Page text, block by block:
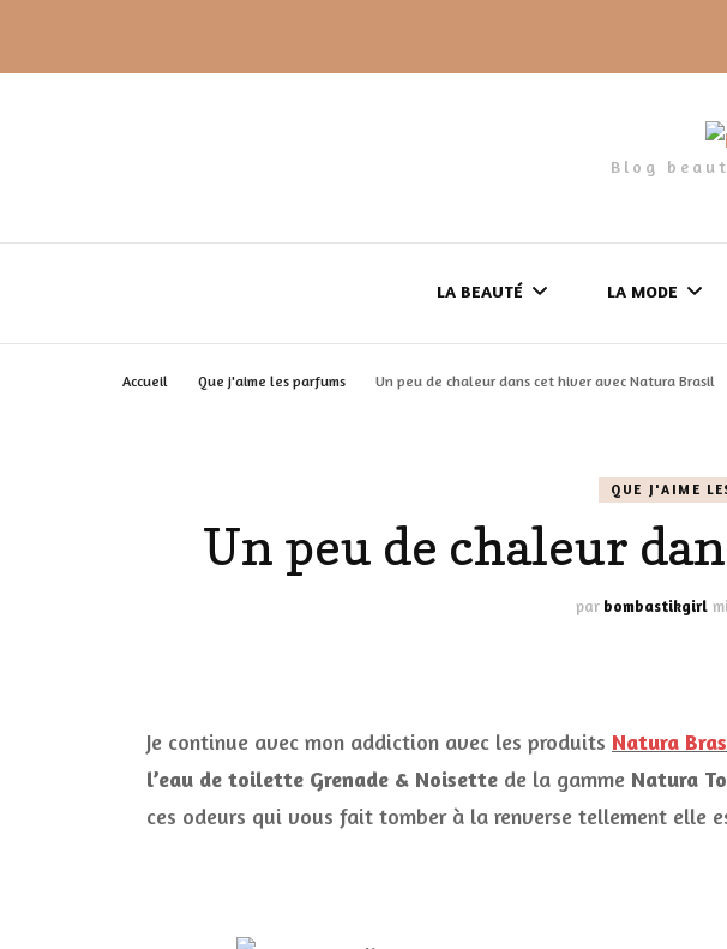
Blog
LA BEAUTÉ
HAUL
MAKE-UP
LA MODE
MES LOOKS
Accueil Que j'aime les parfums Un peu de chaleur dans cet hiver avec Natura Brasil
QUE J'AIME
Un peu de chaleur
par bombastikgirl
Je continue avec mon addiction avec les produits Natura
l’eau de toilette Grenade & Noisette de la gamme Natura
ces odeurs qui vous fait tomber à la renverse tellement elle